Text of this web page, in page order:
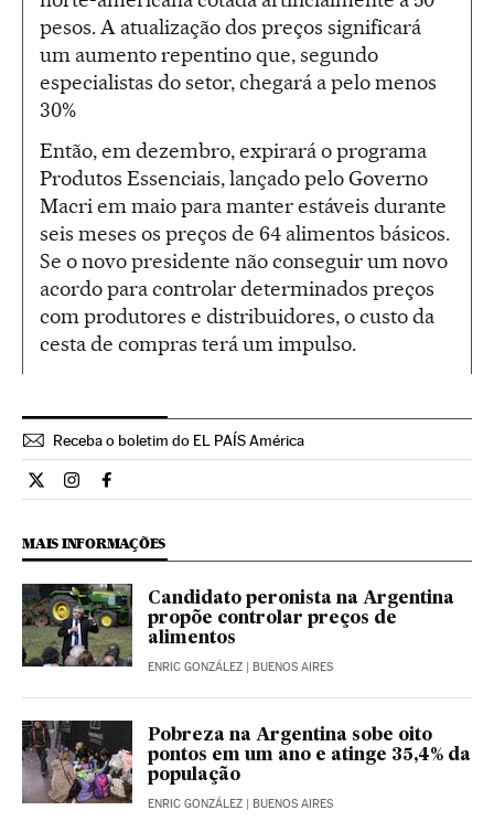
pesos. A atualização dos preços significará
um aumento repentino que, segundo
especialistas do setor, chegará a pelo menos
30%
Então, em dezembro, expirará o programa
Produtos Essenciais, lançado pelo Governo
Macri em maio para manter estáveis durante
seis meses os preços de 64 alimentos básicos.
Se o novo presidente não conseguir um novo
acordo para controlar determinados preços
com produtores e distribuidores, o custo da
cesta de compras terá um impulso.
Receba o boletim do EL PAÍS América
Internacional El País Brasil en Twitter
Internacional El País Brasil en Instagram
Internacional El País Brasil en Facebook
MAIS INFORMAÇÕES
Candidato peronista na Argentina
propõe controlar preços de
alimentos
ENRIC GONZÁLEZ | BUENOS AIRES
Pobreza na Argentina sobe oito
pontos em um ano e atinge 35,4% da
população
ENRIC GONZÁLEZ | BUENOS AIRES